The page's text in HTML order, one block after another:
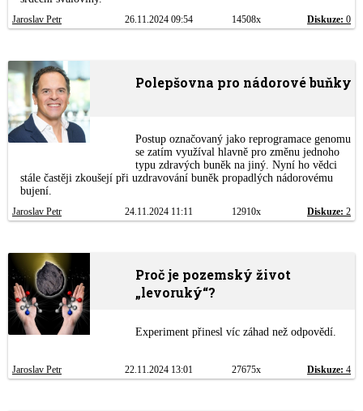
Jaroslav Petr 26.11.2024 09:54 14508x Diskuze: 0
Polepšovna pro nádorové buňky
Postup označovaný jako reprogramace genomu
se zatím využíval hlavně pro změnu jednoho
typu zdravých buněk na jiný. Nyní ho vědci
stále častěji zkoušejí při uzdravování buněk propadlých nádorovému
bujení.
Jaroslav Petr 24.11.2024 11:11 12910x Diskuze: 2
Proč je pozemský život
„levoruký“?
Experiment přinesl víc záhad než odpovědí.
Jaroslav Petr 22.11.2024 13:01 27675x Diskuze: 4